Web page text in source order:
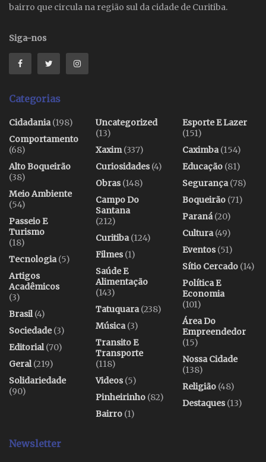
bairro que circula na região sul da cidade de Curitiba.
Siga-nos
Categorias
Cidadania(198)
Comportamento
(68)
Alto Boqueirão
(38)
Meio Ambiente
(54)
Passeio E
Turismo
(18)
Tecnologia(5)
Artigos
Acadêmicos
(3)
Brasil(4)
Sociedade(3)
Editorial(70)
Geral(219)
Solidariedade
(90)
Uncategorized
(13)
Xaxim(337)
Curiosidades(4)
Obras(148)
Campo Do
Santana
(212)
Curitiba(124)
Filmes(1)
Saúde E
Alimentação
(143)
Tatuquara(238)
Música(3)
Transito E
Transporte
(118)
Videos(5)
Pinheirinho (82)
Bairro (1)
Esporte E Lazer
(151)
Caximba(154)
Educação (81)
Segurança(78)
Boqueirão (71)
Paraná(20)
Cultura(49)
Eventos(51)
Sítio Cercado (14)
Política E
Economia
(101)
Área Do
Empreendedor
(15)
Nossa Cidade
(138)
Religião (48)
Destaques(13)
Newsletter